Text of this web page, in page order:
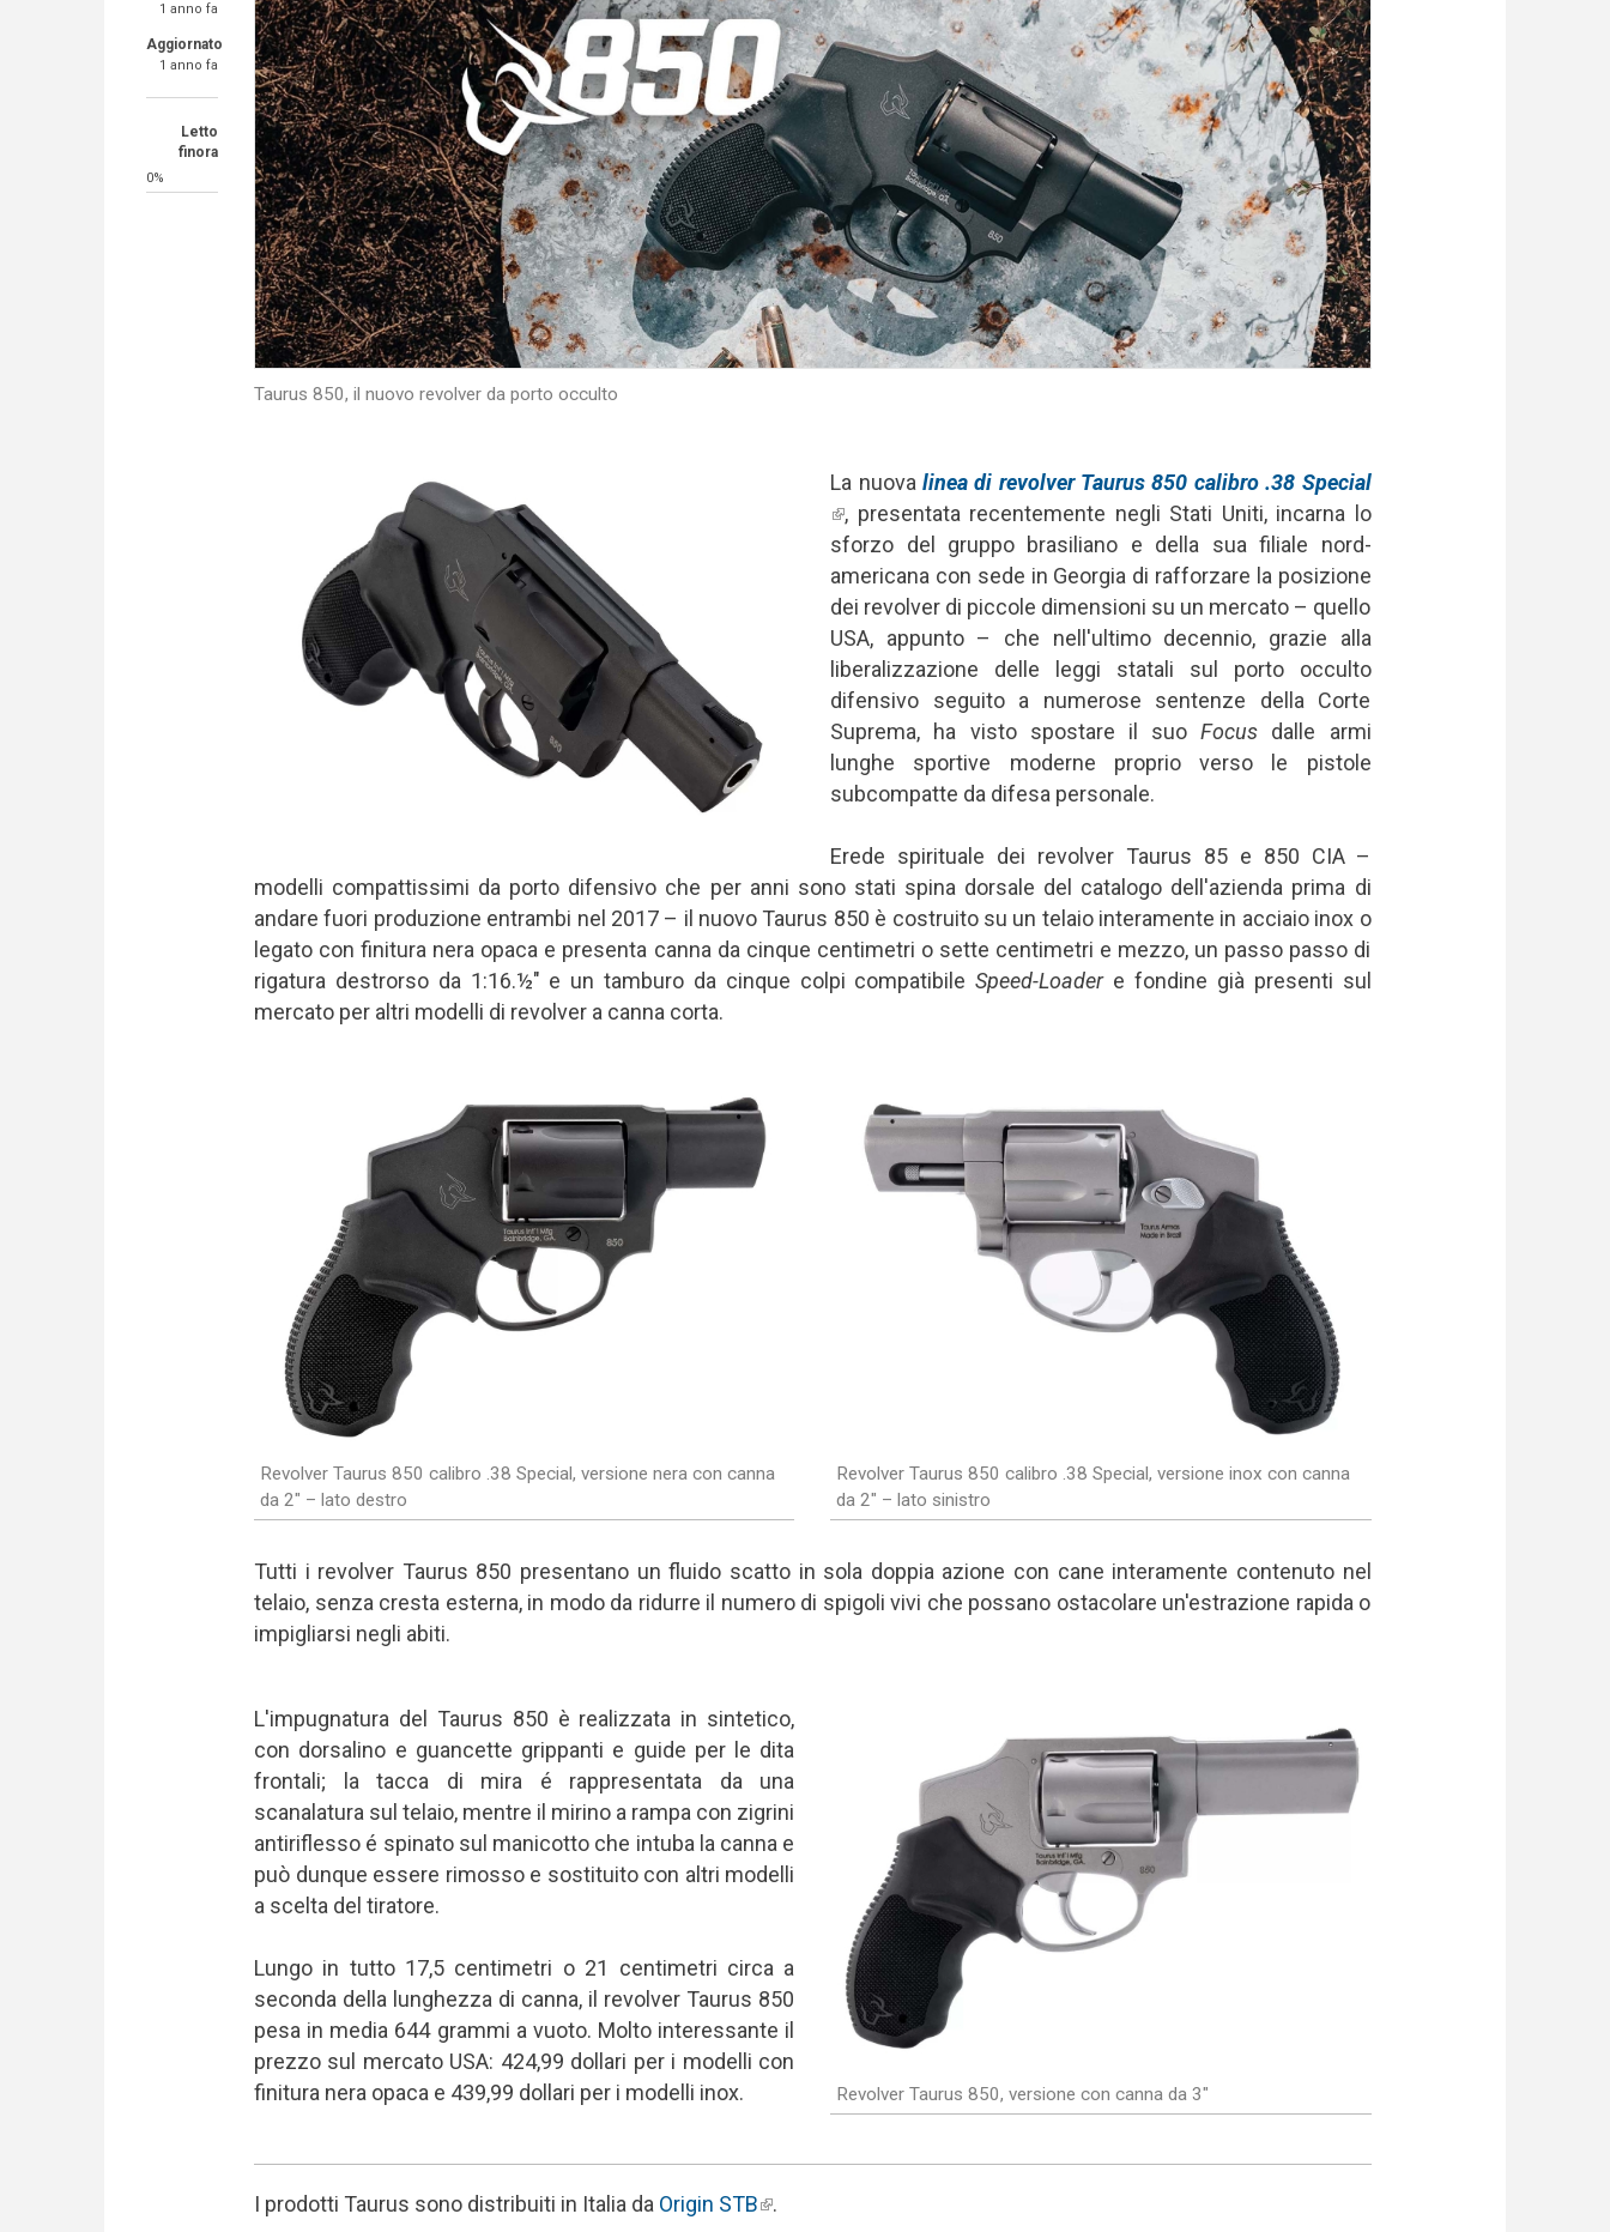
1 anno fa
Aggiornato
1 anno fa
Letto
finora
0%
Taurus 850, il nuovo revolver da porto occulto
La nuova linea di revolver Taurus 850 calibro .38 Special
(link is external)
, presentata recentemente negli Stati Uniti, incarna lo
sforzo del gruppo brasiliano e della sua filiale nord-
americana con sede in Georgia di rafforzare la posizione
dei revolver di piccole dimensioni su un mercato – quello
USA, appunto – che nell'ultimo decennio, grazie alla
liberalizzazione delle leggi statali sul porto occulto
difensivo seguito a numerose sentenze della Corte
Suprema, ha visto spostare il suoFocus dalle armi
lunghe sportive moderne proprio verso le pistole
subcompatte da difesa personale.
Erede spirituale dei revolver Taurus 85 e 850 CIA –
modelli compattissimi da porto difensivo che per anni sono stati spina dorsale del catalogo dell'azienda prima di
andare fuori produzione entrambi nel 2017 – il nuovo Taurus 850 è costruito su un telaio interamente in acciaio inox o
legato con finitura nera opaca e presenta canna da cinque centimetri o sette centimetri e mezzo, un passo passo di
rigatura destrorso da 1:16.½" e un tamburo da cinque colpi compatibileSpeed-Loadere fondine già presenti sul
mercato per altri modelli di revolver a canna corta.
Revolver Taurus 850 calibro .38 Special, versione nera con canna
da 2" – lato destro
Revolver Taurus 850 calibro .38 Special, versione inox con canna
da 2" – lato sinistro
Tutti i revolver Taurus 850 presentano un fluido scatto in sola doppia azione con cane interamente contenuto nel
telaio, senza cresta esterna, in modo da ridurre il numero di spigoli vivi che possano ostacolare un'estrazione rapida o
impigliarsi negli abiti.
Revolver Taurus 850, versione con canna da 3"
L'impugnatura del Taurus 850 è realizzata in sintetico,
con dorsalino e guancette grippanti e guide per le dita
frontali; la tacca di mira é rappresentata da una
scanalatura sul telaio, mentre il mirino a rampa con zigrini
antiriflesso é spinato sul manicotto che intuba la canna e
può dunque essere rimosso e sostituito con altri modelli
a scelta del tiratore.
Lungo in tutto 17,5 centimetri o 21 centimetri circa a
seconda della lunghezza di canna, il revolver Taurus 850
pesa in media 644 grammi a vuoto. Molto interessante il
prezzo sul mercato USA: 424,99 dollari per i modelli con
finitura nera opaca e 439,99 dollari per i modelli inox.
I prodotti Taurus sono distribuiti in Italia da Origin STB(link is external)
.